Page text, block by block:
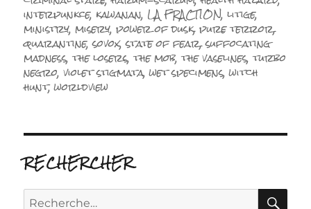
interpunkce, kawanan, LA FRACTION,litige,
ministry,misery,power of dusk,pure terror,
quarantine,sovox,state of fear,suffocating
madness,the losers,the mob,the vaselines,turbo
negro,violet stigmata,wet specimens,witch
hunt,worldview
RECHERCHER
Recherche